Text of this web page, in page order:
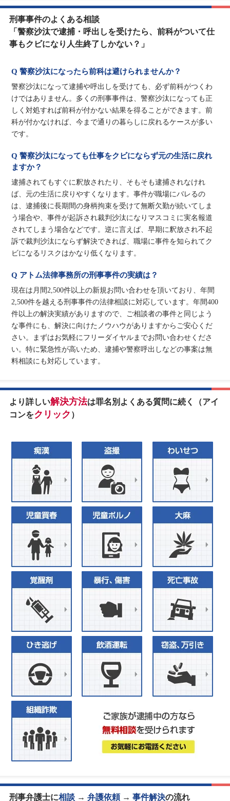
刑事事件のよくある相談
「警察沙汰で逮捕・呼出しを受けたら、前科がついて仕
事もクビになり人生終了しかない？」
Q 警察沙汰になったら前科は避けられませんか？
警察沙汰になって逮捕や呼出しを受けても、必ず前科がつくわ
けではありません。多くの刑事事件は、警察沙汰になっても正
しく対処すれば前科が付かない結果を得ることができます。前
科が付かなければ、今まで通りの暮らしに戻れるケースが多い
です。
Q 警察沙汰になっても仕事をクビにならず元の生活に戻れ
ますか？
逮捕されてもすぐに釈放されたり、そもそも逮捕されなけれ
ば、元の生活に戻りやすくなります。事件が職場にバレるの
は、逮捕後に長期間の身柄拘束を受けて無断欠勤が続いてしま
う場合や、事件が起訴され裁判沙汰になりマスコミに実名報道
されてしまう場合などです。逆に言えば、早期に釈放され不起
訴で裁判沙汰にならず解決できれば、職場に事件を知られてク
ビになるリスクはかなり低くなります。
Q アトム法律事務所の刑事事件の実績は？
現在は月間2,500件以上の新規お問い合わせを頂いており、年間
2,500件を越える刑事事件の法律相談に対応しています。年間400
件以上の解決実績がありますので、ご相談者の事件と同じよう
な事件にも、解決に向けたノウハウがありますからご安心くだ
さい。まずはお気軽にフリーダイヤルまでお問い合わせくださ
い。特に緊急性が高いため、逮捕や警察呼出しなどの事案は無
料相談にも対応しています。
より詳しい解決方法は罪名別よくある質問に続く（アイ
コンをクリック ）
刑事弁護士に相談→ 弁護依頼 → 事件解決の流れ